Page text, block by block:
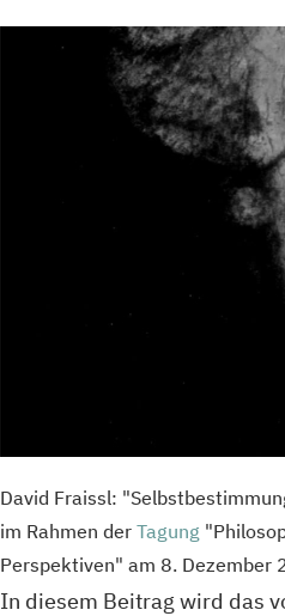
David Fraissl:
im Rahmen der Tagung
Perspektiven" am 8. Dezember
In diesem Beitrag wird das